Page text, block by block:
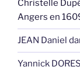
Christelle
Angers en
JEAN Daniel
Yannick